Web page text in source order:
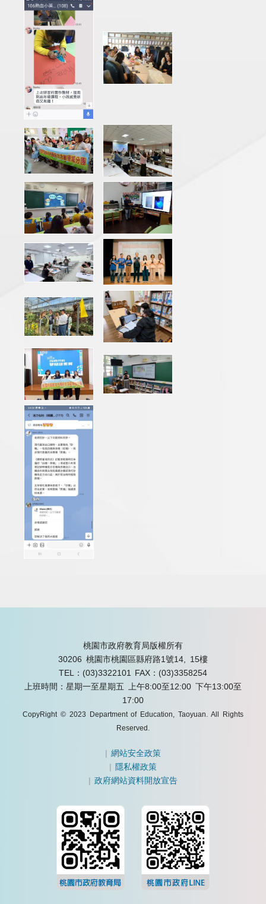
桃園市政府教育局版權所有
30206 桃園市桃園區縣府路1號14, 15樓
TEL：(03)3322101 FAX：(03)3358254
上班時間：星期一至星期五 上午8:00至12:00 下午13:00至
17:00
CopyRight © 2023 Department of Education, Taoyuan. All Rights
Reserved.
|網站安全政策
| 隱私權政策
|政府網站資料開放宣告